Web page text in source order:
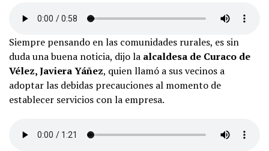
Siempre pensando en las comunidades rurales, es sin
duda una buena noticia, dijo la alcaldesa de Curaco de
Vélez, Javiera Yáñez, quien llamó a sus vecinos a
adoptar las debidas precauciones al momento de
establecer servicios con la empresa.